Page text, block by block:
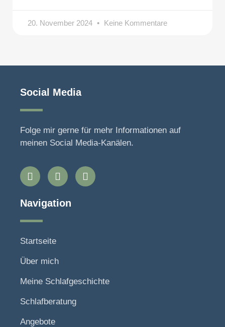
20. November 2024 Keine Kommentare
Social Media
Folge mir gerne für mehr Informationen auf
meinen Social Media-Kanälen.
Navigation
Startseite
Über mich
Meine Schlafgeschichte
Schlafberatung
Angebote